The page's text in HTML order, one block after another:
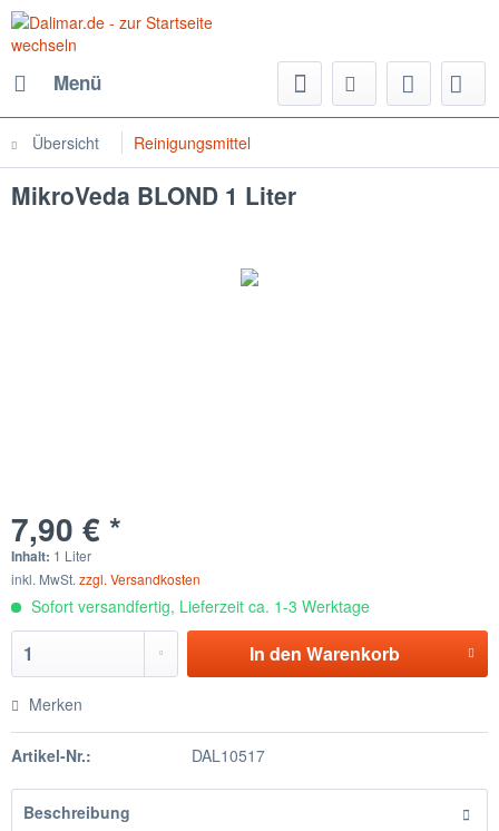
Menü
Übersicht Reinigungsmittel
MikroVeda BLOND 1 Liter
7,90 € *
Inhalt: 1 Liter
inkl. MwSt. zzgl. Versandkosten
Sofort versandfertig, Lieferzeit ca. 1-3 Werktage
In den Warenkorb
Merken
Artikel-Nr.: DAL10517
Beschreibung